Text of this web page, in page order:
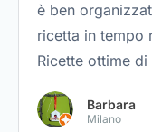
è ben
ricetta in tempo
Ricette ottime
Barbara
Milano